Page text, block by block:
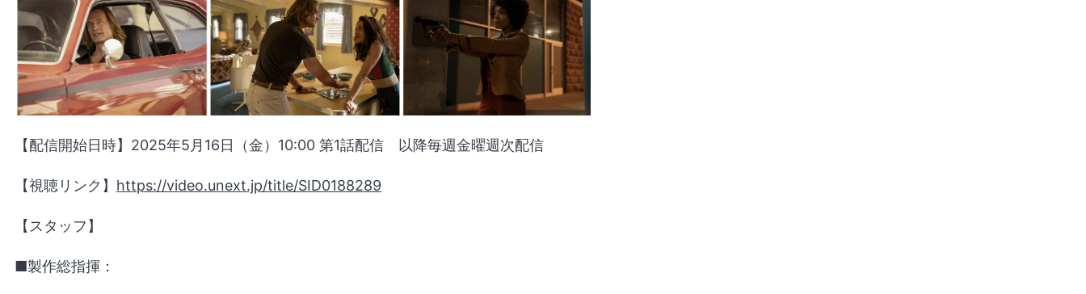
【配信開始日時】2025年5月16日（金）10:00 第1話配信 以降毎週金曜週次配信
【視聴リンク】 https://video.unext.jp/title/SID0188289
【スタッフ】
■製作総指揮：